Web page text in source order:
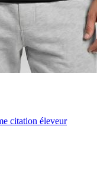
citation éleveur